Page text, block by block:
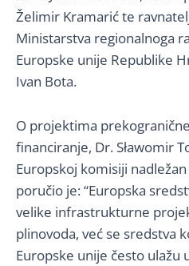
Želimir Kramarić te
Ministarstva regionalnoga
Europske unije Republike
Ivan Bota.
O projektima
financiranje, Dr. Sławomir
Europskoj komisiji
poručio je: “Europska
velike infrastrukturne
plinovoda, već se sredstva
Europske unije često ulažu